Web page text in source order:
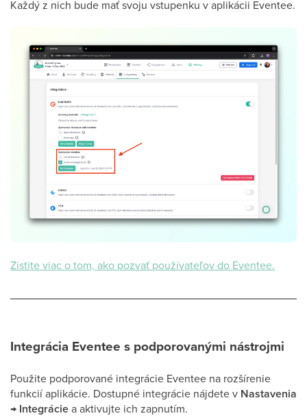
Každý z nich bude mať svoju vstupenku v aplikácii Eventee.
Zistite viac o tom, ako pozvať používateľov do Eventee.
Integrácia Eventee s podporovanými nástrojmi
Použite podporované integrácie Eventee na rozšírenie
funkcií aplikácie. Dostupné integrácie nájdete v Nastavenia
→ Integráciea aktivujte ich zapnutím.